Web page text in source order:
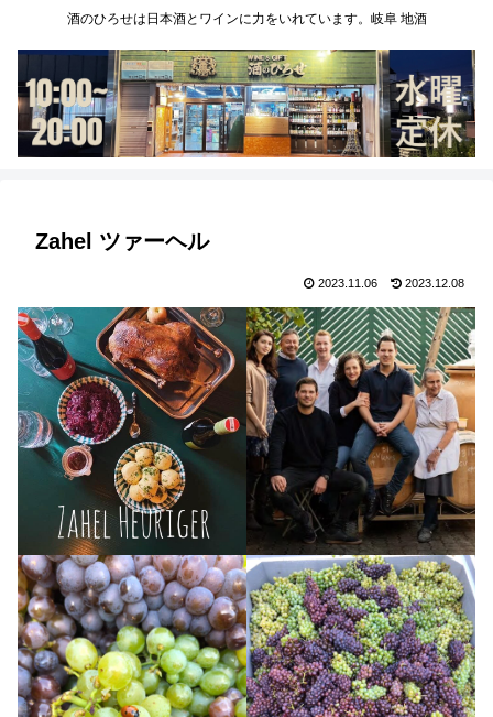
酒のひろせは日本酒とワインに力をいれています。岐阜 地酒
Zahel ツァーヘル
2023.11.06 2023.12.08